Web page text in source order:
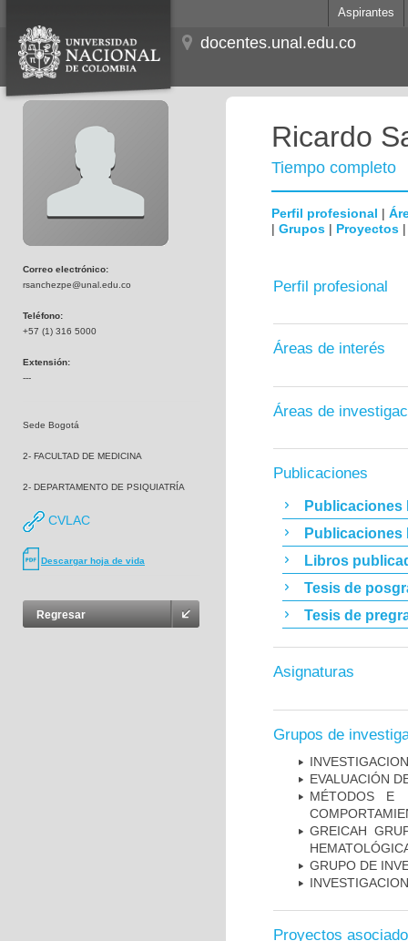
Aspirantes
docentes.unal.edu.co
Correo electrónico:
rsanchezpe@unal.edu.co
Teléfono:
+57 (1) 316 5000
Extensión:
---
Sede Bogotá
2- FACULTAD DE MEDICINA
2- DEPARTAMENTO DE PSIQUIATRÍA
CVLAC
Descargar hoja de vida
Regresar
Ricardo
Tiempo completo
Perfil profesional |
| Grupos | Proyectos
Perfil profesional
Áreas de interés
Áreas de
Publicaciones
Publicaciones
Publicaciones
Libros
Tesis de
Tesis de
Asignaturas
Grupos de
EVALUACIÓN
MÉTODOS E
GREICAH
GRUPO DE
Proyectos